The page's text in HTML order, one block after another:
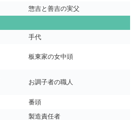
惣吉と善吉の実父
手代
板東家の女中頭
お調子者の職人
番頭
製造責任者